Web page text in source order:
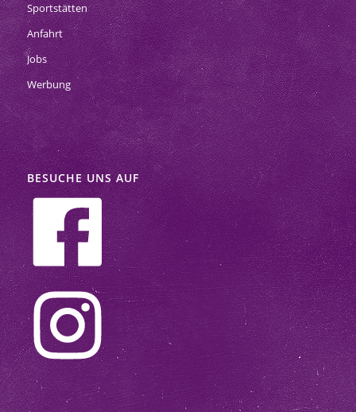
Sportstätten
Anfahrt
Jobs
Werbung
BESUCHE UNS AUF